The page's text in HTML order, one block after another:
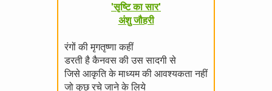
'सृष्टि का सार'
अंशु जौहरी
रंगों की मृगतृष्णा कहीं
डरती है कैनवस की उस सादगी से
जिसे आकृति के माध्यम की आवश्यकता नहीं
जो कुछ रचे जाने के लिये